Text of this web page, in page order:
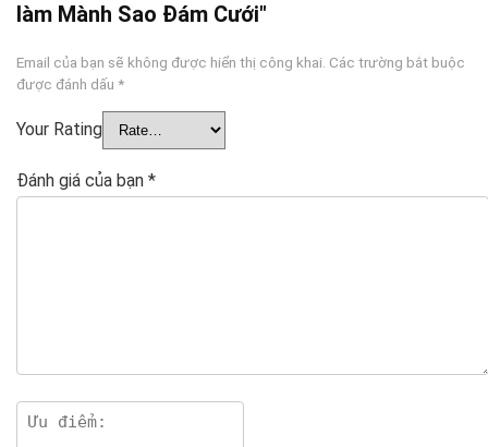
làm Mành Sao Đám Cưới"
Email của bạn sẽ không được hiển thị công khai. Các trường bắt buộc
được đánh dấu *
Your Rating
Đánh giá của bạn *